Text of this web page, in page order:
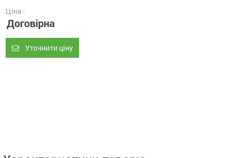
Ціна :
Договірна
Уточнити ціну